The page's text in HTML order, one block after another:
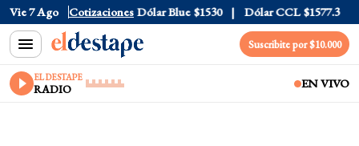
Vie 7 Ago Cotizaciones
Tarjeta $1976 Dólar Blue $1530 Dólar CCL $1577.3
Suscribite por $10.000
EL DESTAPE
RADIO EN VIVO